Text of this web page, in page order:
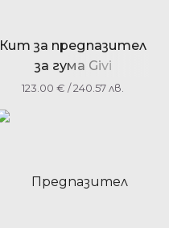
Кит за предпазител
за гума Givi
RM6415KIT RM02 за
TRIUMPH TIGER 900
123.00 € / 240.57 лв.